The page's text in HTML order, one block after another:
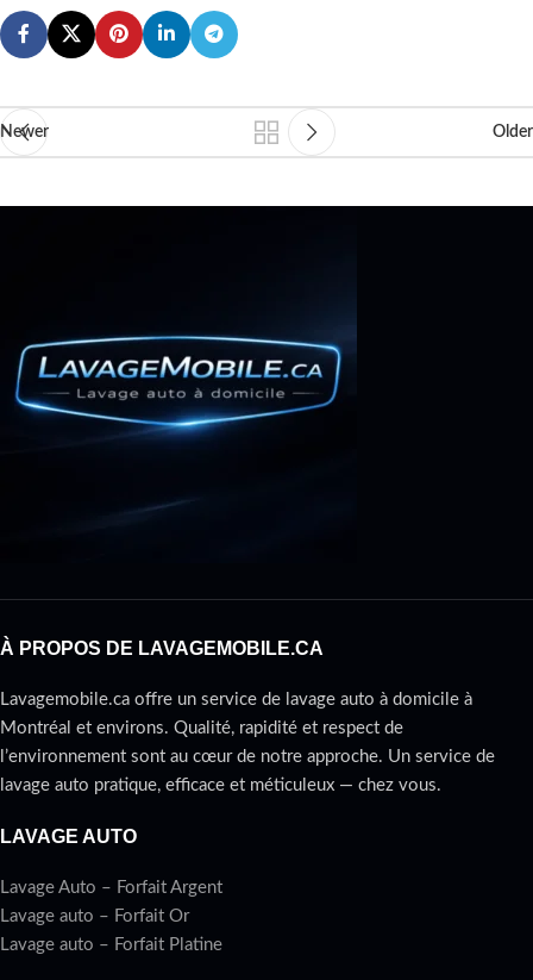
Newer Older
À PROPOS DE LAVAGEMOBILE.CA
Lavagemobile.ca offre un service de lavage auto à domicile à
Montréal et environs. Qualité, rapidité et respect de
l’environnement sont au cœur de notre approche. Un service de
lavage auto pratique, efficace et méticuleux — chez vous.
LAVAGE AUTO
Lavage Auto – Forfait Argent
Lavage auto – Forfait Or
Lavage auto – Forfait Platine